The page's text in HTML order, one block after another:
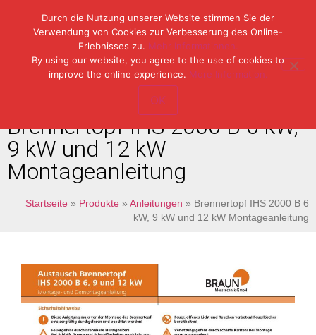
Tel: (49) 07153 / 970 11-0
Fax: (49) 07153 / 382 33
Brennertopf IHS 2000 B 6 kW,
9 kW und 12 kW
Montageanleitung
Startseite » Produkte » Anleitungen » Brennertopf IHS 2000 B 6
kW, 9 kW und 12 kW Montageanleitung
Durch die Nutzung unserer Website stimmen Sie der
Verwendung von Cookies zur Verbesserung des Online-
Erlebnisses zu. Mehr Informationen.
By using our website, you agree to the use of cookies to
improve the online experience. More Information.
OK